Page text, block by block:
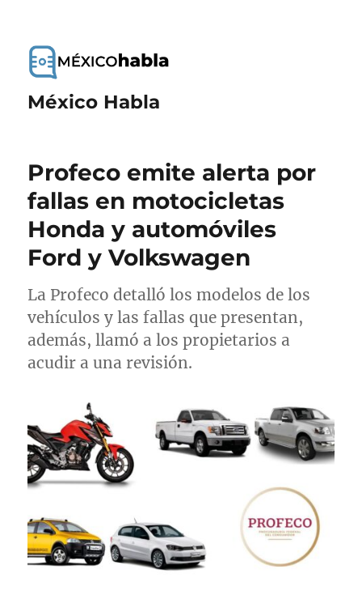
México Habla
Profeco emite alerta por
fallas en motocicletas
Honda y automóviles
Ford y Volkswagen
La Profeco detalló los modelos de los
vehículos y las fallas que presentan,
además, llamó a los propietarios a
acudir a una revisión.